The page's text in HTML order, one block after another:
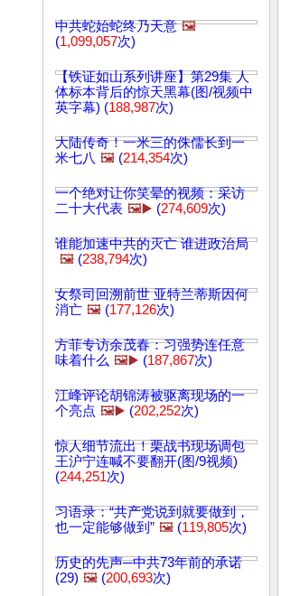
中共蛇始蛇终乃天意 🖼️
(1,099,057次)
【铁证如山系列讲座】第29集 人
体标本背后的惊天黑幕(图/视频中
英字幕) (188,987次)
大陆传奇！一米三的侏儒长到一
米七八 🖼️ (214,354次)
一个绝对让你笑晕的视频：采访
二十大代表 🖼️▶️ (274,609次)
谁能加速中共的灭亡 谁进政治局
🖼️ (238,794次)
女祭司回溯前世 亚特兰蒂斯因何
消亡 🖼️ (177,126次)
方菲专访余茂春：习强势连任意
味着什么 🖼️▶️ (187,867次)
江峰评论胡锦涛被驱离现场的一
个亮点 🖼️▶️ (202,252次)
惊人细节流出！栗战书现场调包
王沪宁连喊不要翻开(图/9视频)
(244,251次)
习语录：“共产党说到就要做到，
也一定能够做到” 🖼️ (119,805次)
历史的先声─中共73年前的承诺
(29) 🖼️ (200,693次)